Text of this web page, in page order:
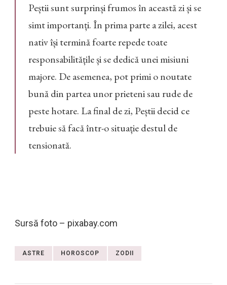
Peștii sunt surprinși frumos în această zi și se
simt importanți. În prima parte a zilei, acest
nativ își termină foarte repede toate
responsabilitățile și se dedică unei misiuni
majore. De asemenea, pot primi o noutate
bună din partea unor prieteni sau rude de
peste hotare. La final de zi, Peștii decid ce
trebuie să facă într-o situație destul de
tensionată.
Sursă foto – pixabay.com
ASTRE HOROSCOP ZODII